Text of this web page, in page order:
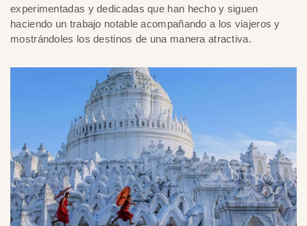
experimentadas y dedicadas que han hecho y siguen
haciendo un trabajo notable acompañando a los viajeros y
mostrándoles los destinos de una manera atractiva.